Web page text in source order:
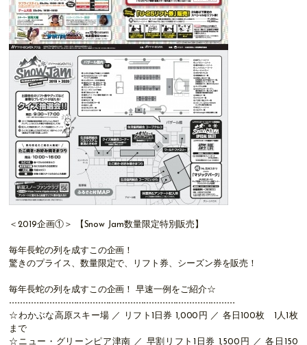
＜2019企画①＞ 【Snow Jam数量限定特別販売】
毎年長蛇の列を成すこの企画！
驚きのプライス、数量限定で、リフト券、シーズン券を販売！
毎年長蛇の列を成すこの企画！ 早速一例をご紹介☆
------------------------------------------------------------------------------------
☆わかぶな高原スキー場 ／ リフト1日券 1,000円 ／ 各日100枚 1人1枚
まで
☆ニュー・グリーンピア津南 ／ 早割リフト1日券 1,500円 ／ 各日150